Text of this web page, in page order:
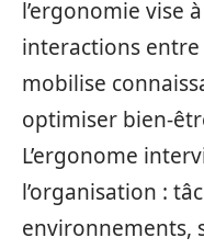
l’ergonomie vise
interactions
mobilise
optimiser bien-
L’ergonome
l’organisation :
environnements,